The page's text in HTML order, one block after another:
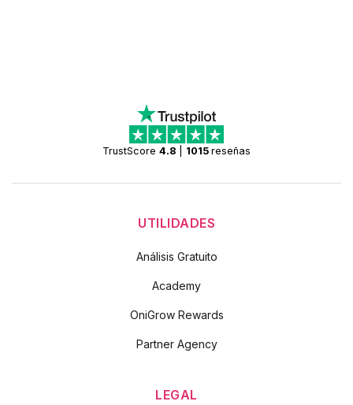
TrustScore 4.8 1015 reseñas
UTILIDADES
Análisis Gratuito
Academy
OniGrow Rewards
Partner Agency
LEGAL